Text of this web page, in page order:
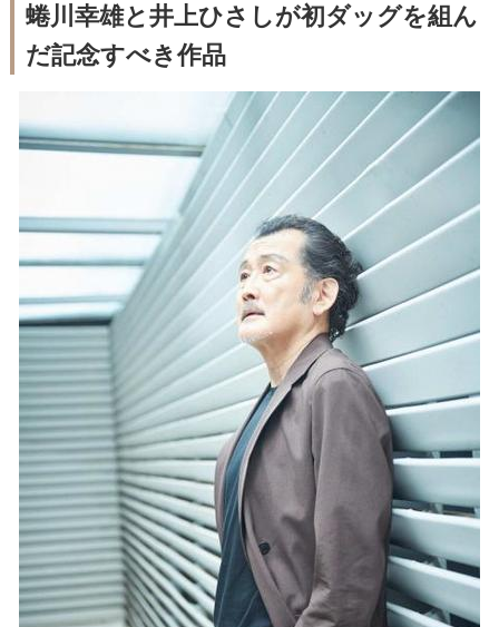
蜷川幸雄と井上ひさしが初ダッグを組ん
だ記念すべき作品